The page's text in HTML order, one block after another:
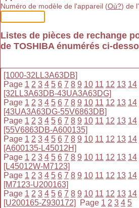
Numéro de modèle de l'appareil (Où?) de
Listes de pièces de rechange
de TOSHIBA énumérés ci-
[1000-32LL3A63DB]
Page 1 2 3 4 5 6 7 8 9 10 11 12 13 14
[32LL3A63DB-43UA3A63DG]
Page 1 2 3 4 5 6 7 8 9 10 11 12 13 14
[43UA3A63DG-55V6863DB]
Page 1 2 3 4 5 6 7 8 9 10 11 12 13 14
[55V6863DB-A600135]
Page 1 2 3 4 5 6 7 8 9 10 11 12 13 14
[A600135-L45012H]
Page 1 2 3 4 5 6 7 8 9 10 11 12 13 14
[L45012W-M7123]
Page 1 2 3 4 5 6 7 8 9 10 11 12 13 14
[M7123-U200163]
Page 1 2 3 4 5 6 7 8 9 10 11 12 13 14
[U200165-Z930172]
Page 1 2 3 4 5